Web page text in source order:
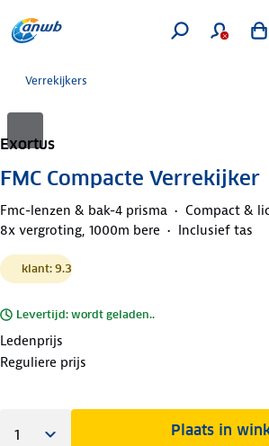
Verrekijkers
Exortus
FMC Compacte Verrekijker
Fmc-lenzen & bak-4 prisma
Compact &
8x vergroting, 1000m bere
Inclusief tas
klant: 9.3
Levertijd: wordt geladen..
Ledenprijs
Reguliere prijs
Plaats in